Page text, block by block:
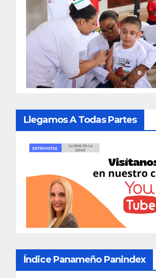
Llegamos A Todas Partes
Índice Panameño Panindex